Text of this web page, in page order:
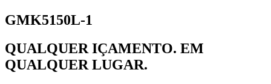
GMK5150L-1
QUALQUER IÇAMENTO. EM
QUALQUER LUGAR.